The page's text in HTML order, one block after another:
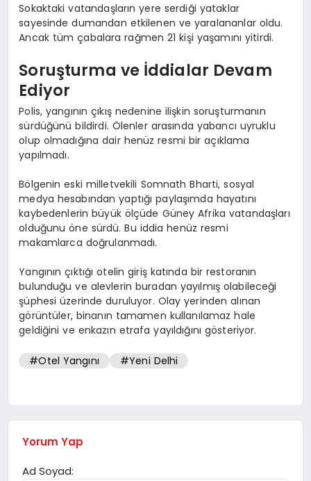
Sokaktaki vatandaşların yere serdiği yataklar
sayesinde dumandan etkilenen ve yaralananlar oldu.
Ancak tüm çabalara rağmen 21 kişi yaşamını yitirdi.
Soruşturma ve İddialar Devam
Ediyor
Polis, yangının çıkış nedenine ilişkin soruşturmanın
sürdüğünü bildirdi. Ölenler arasında yabancı uyruklu
olup olmadığına dair henüz resmi bir açıklama
yapılmadı.
Bölgenin eski milletvekili Somnath Bharti, sosyal
medya hesabından yaptığı paylaşımda hayatını
kaybedenlerin büyük ölçüde Güney Afrika vatandaşları
olduğunu öne sürdü. Bu iddia henüz resmi
makamlarca doğrulanmadı.
Yangının çıktığı otelin giriş katında bir restoranın
bulunduğu ve alevlerin buradan yayılmış olabileceği
şüphesi üzerinde duruluyor. Olay yerinden alınan
görüntüler, binanın tamamen kullanılamaz hale
geldiğini ve enkazın etrafa yayıldığını gösteriyor.
#Otel Yangını #Yeni Delhi
Yorum Yap
Ad Soyad: